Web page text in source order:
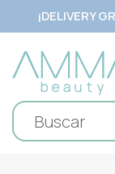
¡DELIVERY